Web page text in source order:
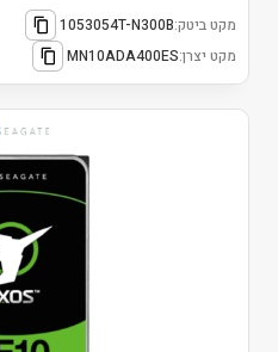
מקט ביטק:1053054T-N300B
מקט יצרן:MN10ADA400ES